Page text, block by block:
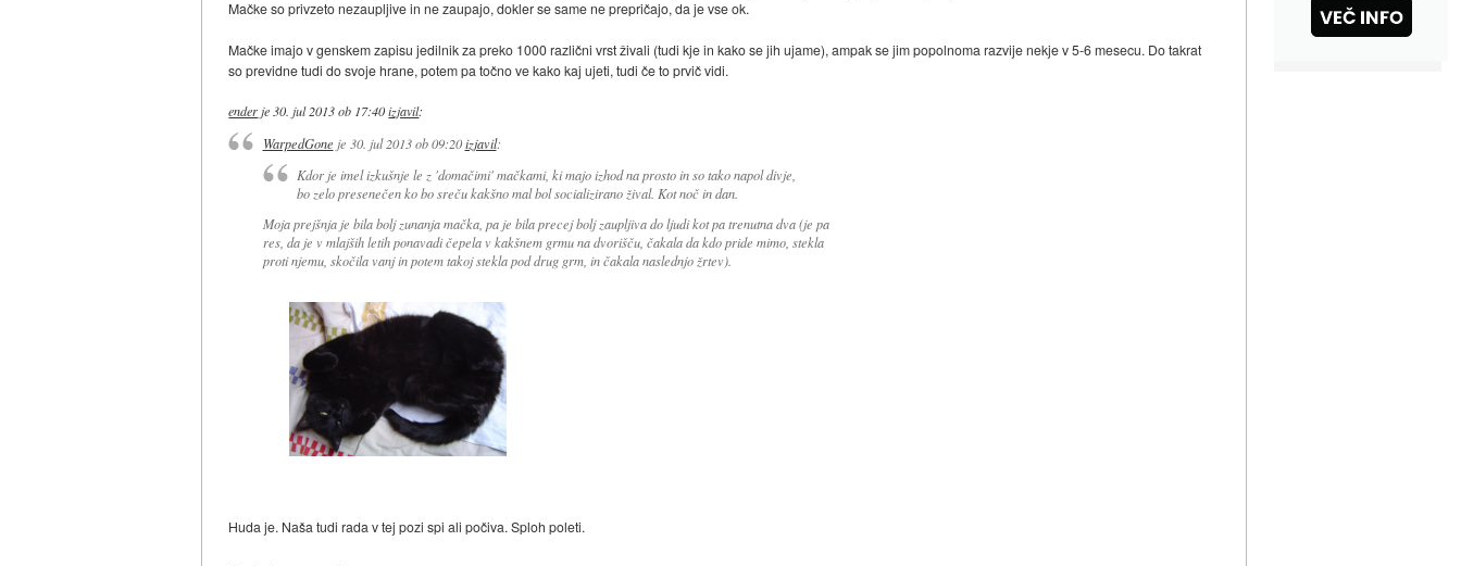
Mačke so privzeto nezaupljive in ne zaupajo, dokler se same ne prepričajo, da je vse ok.
Mačke imajo v genskem zapisu jedilnik za preko 1000 različni vrst živali (tudi kje in kako se jih ujame), ampak se jim popolnoma razvije nekje v 5-6 mesecu. Do takrat
so previdne tudi do svoje hrane, potem pa točno ve kako kaj ujeti, tudi če to prvič vidi.
ender je 30. jul 2013 ob 17:40 izjavil:
WarpedGone je 30. jul 2013 ob 09:20 izjavil:
Kdor je imel izkušnje le z 'domačimi' mačkami, ki majo izhod na prosto in so tako napol divje,
bo zelo presenečen ko bo sreču kakšno mal bol socializirano žival. Kot noč in dan.
Moja prejšnja je bila bolj zunanja mačka, pa je bila precej bolj zaupljiva do ljudi kot pa trenutna dva (je pa
res, da je v mlajših letih ponavadi čepela v kakšnem grmu na dvorišču, čakala da kdo pride mimo, stekla
proti njemu, skočila vanj in potem takoj stekla pod drug grm, in čakala naslednjo žrtev).
Huda je. Naša tudi rada v tej pozi spi ali počiva. Sploh poleti.